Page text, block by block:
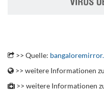
>> Quelle:
>> weitere Informationen zu
>> weitere Informationen